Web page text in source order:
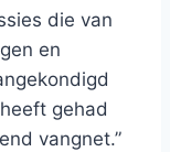
die van
en
gehad
vangnet.”